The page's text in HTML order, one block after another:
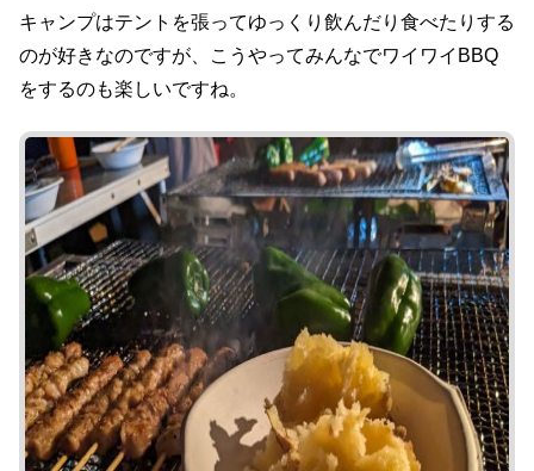
キャンプはテントを張ってゆっくり飲んだり食べたりする
のが好きなのですが、こうやってみんなでワイワイBBQ
をするのも楽しいですね。